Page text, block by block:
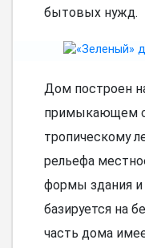
бытовых нужд.
Дом построен
примыкающем
тропическому
рельефа
формы здания
базируется на
часть дома